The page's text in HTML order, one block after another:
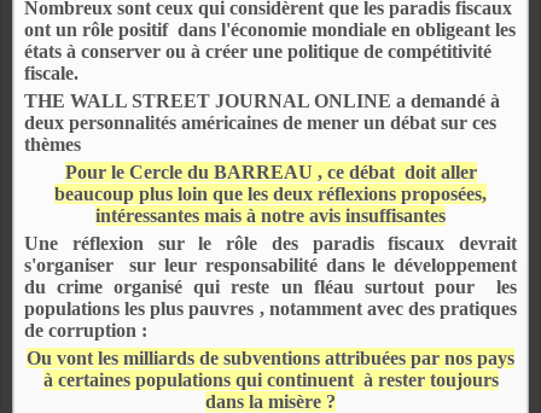
Nombreux sont ceux qui considèrent que les paradis fiscaux
ont un rôle positif dans l'économie mondiale en obligeant les
états à conserver ou à créer une politique de compétitivité
fiscale.
THE WALL STREET JOURNAL ONLINE a demandé à
deux personnalités américaines de mener un débat sur ces
thèmes
Pour le Cercle du BARREAU , ce débat doit aller
beaucoup plus loin que les deux réflexions proposées,
intéressantes mais à notre avis insuffisantes
Une réflexion sur le rôle des paradis fiscaux devrait
s'organiser sur leur responsabilité dans le développement
du crime organisé qui reste un fléau surtout pour les
populations les plus pauvres , notamment avec des pratiques
de corruption :
Ou vont les milliards de subventions attribuées par nos pays
à certaines populations qui continuent à rester toujours
dans la misère ?